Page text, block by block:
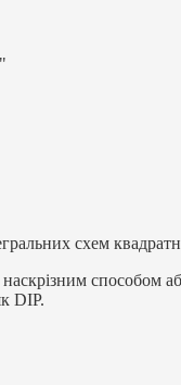
схем
способом
DIP.